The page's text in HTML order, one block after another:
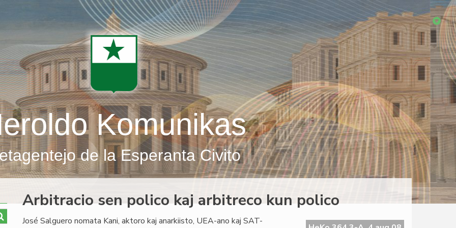
Komunikas
de la Esperanta Civito
Arbitracio sen polico kaj arbitreco kun polico
José Salguero nomata Kani, aktoro kaj anarkiisto, UEA-ano kaj SAT-